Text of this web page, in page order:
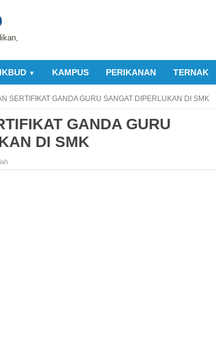
▼ KAMPUS PERIKANAN TERNAK
SERTIFIKAT GANDA GURU SANGAT DIPERLUKAN DI SMK
GANDA GURU
DI SMK